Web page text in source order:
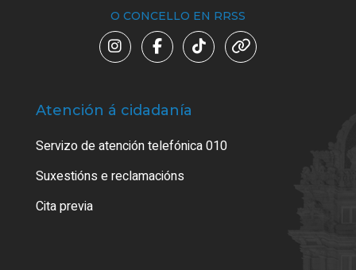
O CONCELLO EN RRSS
Atención á cidadanía
Servizo de atención telefónica 010
Suxestións e reclamacións
Cita previa